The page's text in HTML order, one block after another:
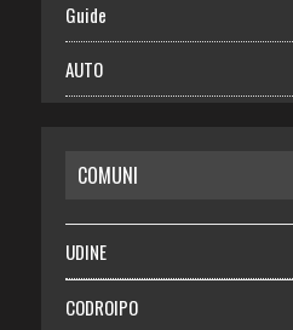
Guide
AUTO
RISPARMIO
SALUTE
Necrologie
COMUNI
UDINE
CODROIPO